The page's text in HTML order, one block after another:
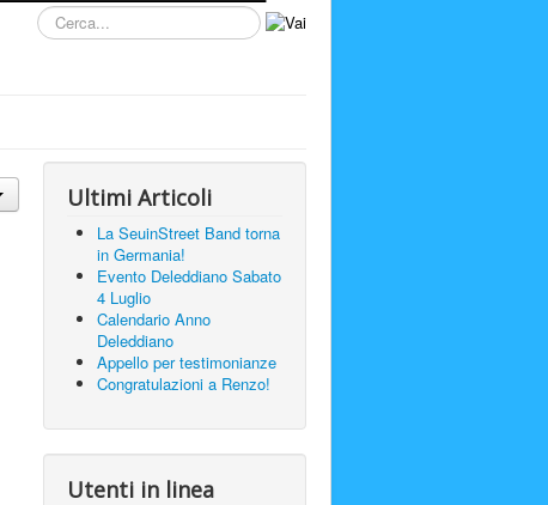
Cerca...
Ultimi Articoli
La SeuinStreet Band torna
in Germania!
Evento Deleddiano Sabato
4 Luglio
Calendario Anno
Deleddiano
Appello per testimonianze
Congratulazioni a Renzo!
Utenti in linea